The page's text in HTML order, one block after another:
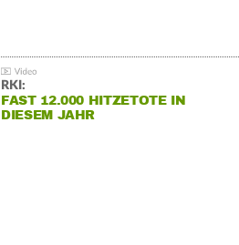
RKI:
FAST 12.000 HITZETOTE IN
DIESEM JAHR